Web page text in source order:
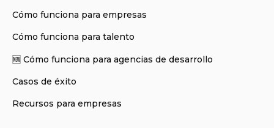
Cómo funciona para empresas
Cómo funciona para talento
🆕 Cómo funciona para agencias de desarrollo
Casos de éxito
Recursos para empresas